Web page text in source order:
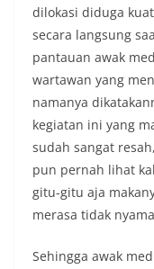
dilokasi diduga kuat
secara langsung
pantauan awak
wartawan yang
namanya
kegiatan ini yang
sudah sangat
pun pernah lihat
gitu-gitu aja
merasa tidak
Sehingga awak